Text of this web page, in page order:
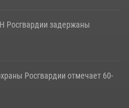
Росгвардии задержаны
Росгвардии отмечает 60-